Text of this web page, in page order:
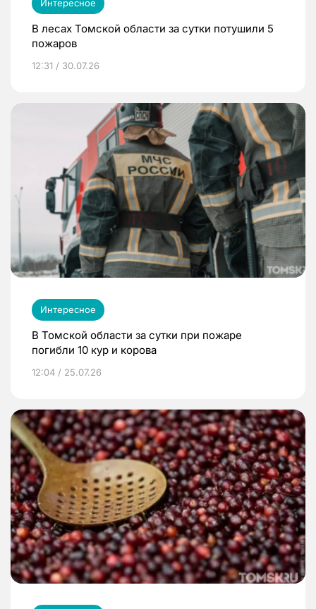
Интересное
В лесах Томской области за сутки потушили 5
пожаров
12:31 / 30.07.26
Интересное
В Томской области за сутки при пожаре
погибли 10 кур и корова
12:04 / 25.07.26